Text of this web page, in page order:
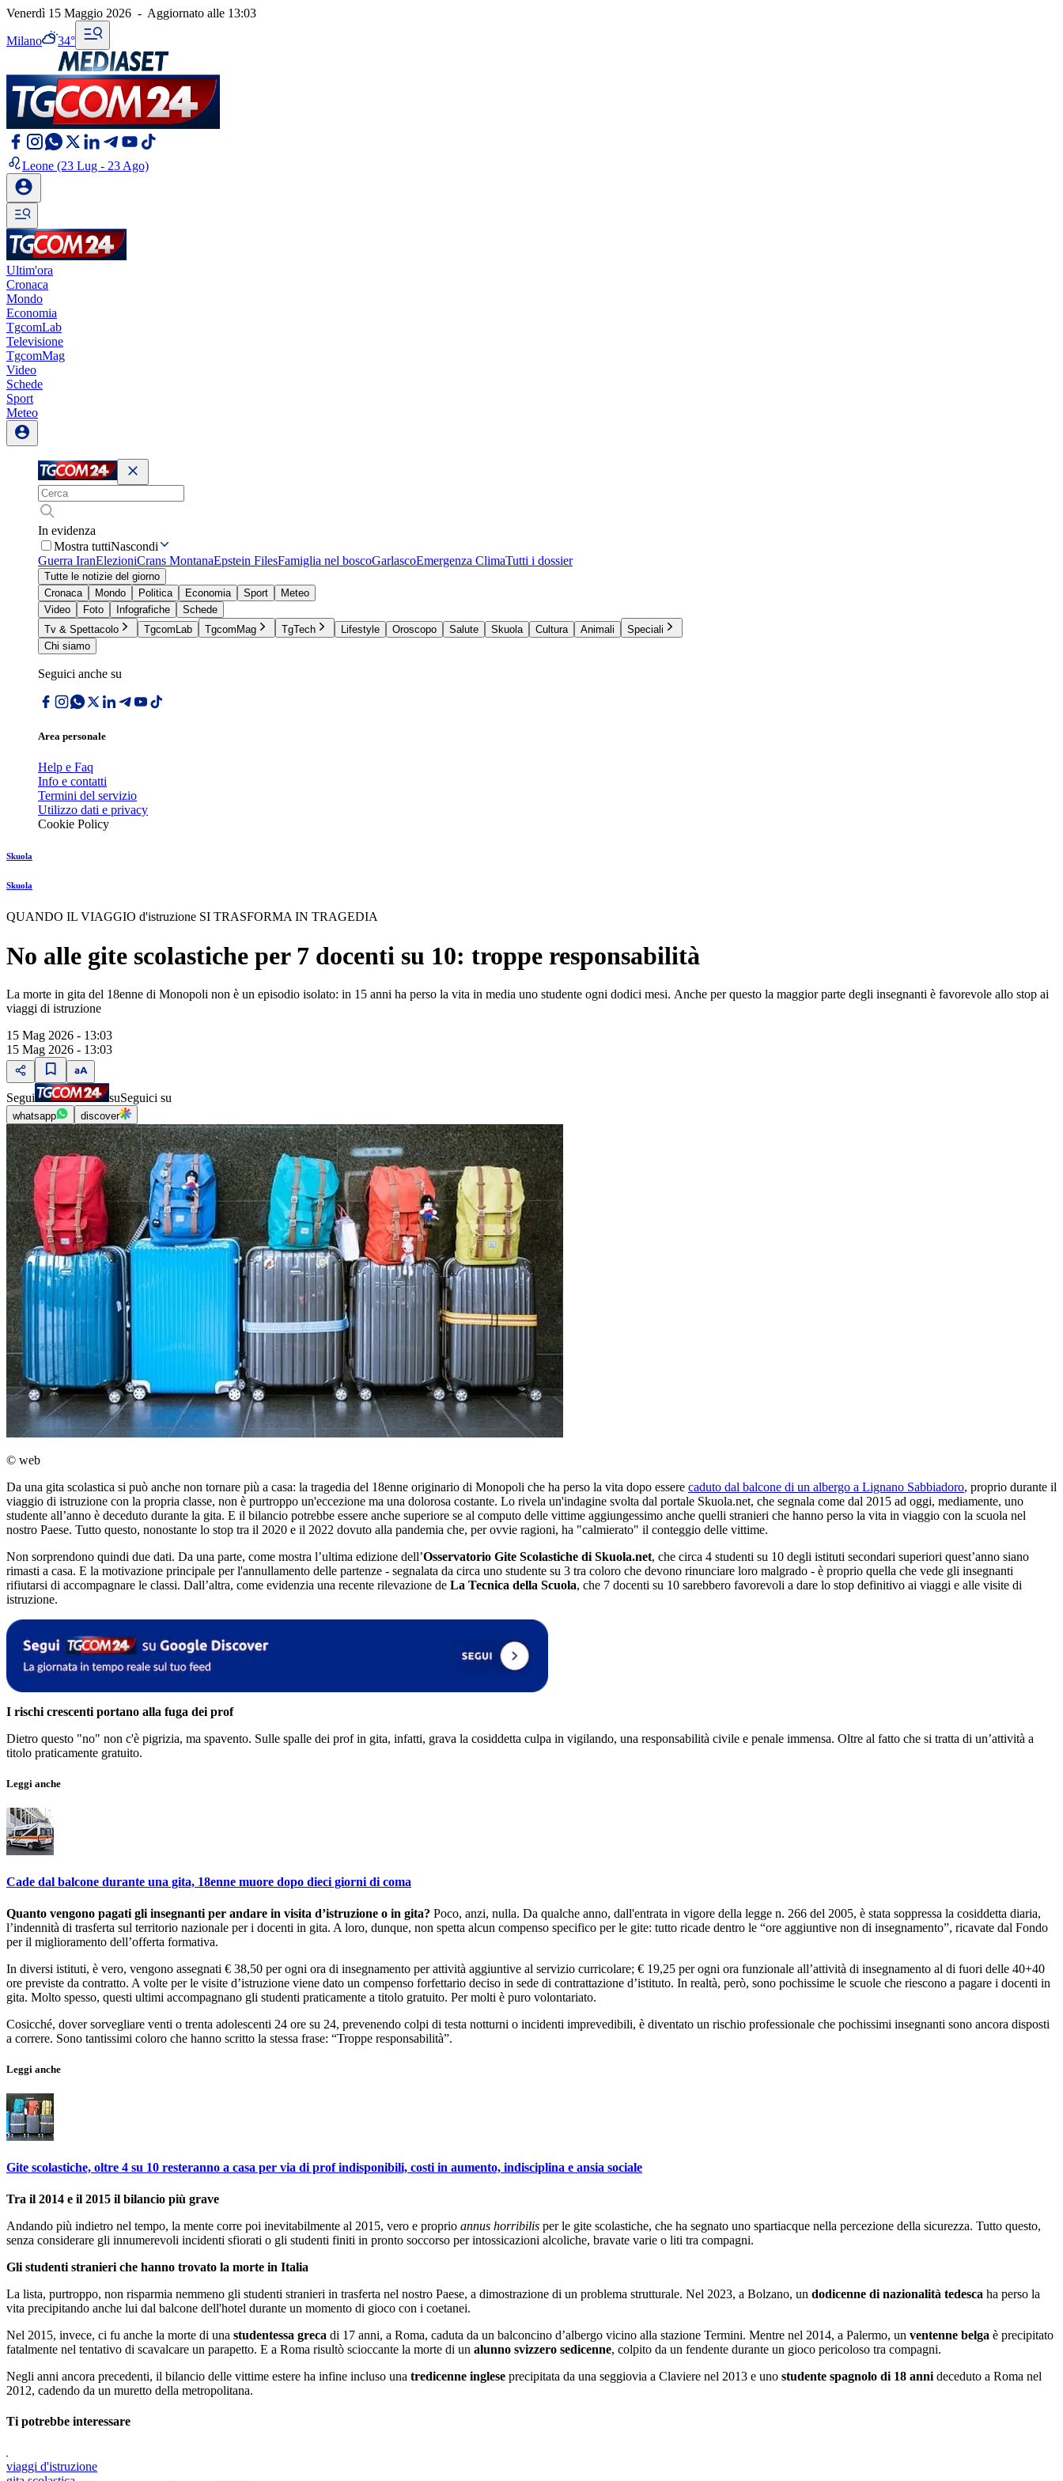
Venerdì 15 Maggio 2026 - Aggiornato alle 13:03
Milano 34°
Leone (23 Lug - 23 Ago)
Ultim'ora
Cronaca
Mondo
Economia
TgcomLab
Televisione
TgcomMag
Video
Schede
Sport
Meteo
In evidenza
Mostra tuttiNascondi
Guerra IranElezioniCrans MontanaEpstein FilesFamiglia nel boscoGarlascoEmergenza ClimaTutti i dossier
Tutte le notizie del giorno
Cronaca
Mondo Politica Economia Sport
Meteo
Video
Foto Infografiche
Schede
Tv & Spettacolo
TgcomLab TgcomMag TgTech Lifestyle Oroscopo Salute Skuola Cultura Animali
Speciali
Chi siamo
Seguici anche su
Area personale
Help e Faq
Info e contatti
Termini del servizio
Utilizzo dati e privacy
Cookie Policy
Skuola
Skuola
QUANDO IL VIAGGIO d'istruzione SI TRASFORMA IN TRAGEDIA
No alle gite scolastiche per 7 docenti su 10: troppe responsabilità
La morte in gita del 18enne di Monopoli non è un episodio isolato: in 15 anni ha perso la vita in media uno studente ogni dodici mesi. Anche per questo la maggior parte degli insegnanti è favorevole allo stop ai
viaggi di istruzione
15 Mag 2026 - 13:03
15 Mag 2026 - 13:03
Segui suSeguici su
whatsapp discover
© web
Da una gita scolastica si può anche non tornare più a casa: la tragedia del 18enne originario di Monopoli che ha perso la vita dopo essere caduto dal balcone di un albergo a Lignano Sabbiadoro, proprio durante il
viaggio di istruzione con la propria classe, non è purtroppo un'eccezione ma una dolorosa costante. Lo rivela un'indagine svolta dal portale Skuola.net, che segnala come dal 2015 ad oggi, mediamente, uno
studente all’anno è deceduto durante la gita. E il bilancio potrebbe essere anche superiore se al computo delle vittime aggiungessimo anche quelli stranieri che hanno perso la vita in viaggio con la scuola nel
nostro Paese. Tutto questo, nonostante lo stop tra il 2020 e il 2022 dovuto alla pandemia che, per ovvie ragioni, ha "calmierato" il conteggio delle vittime.
Non sorprendono quindi due dati. Da una parte, come mostra l’ultima edizione dell’Osservatorio Gite Scolastiche di Skuola.net, che circa 4 studenti su 10 degli istituti secondari superiori quest’anno siano
rimasti a casa. E la motivazione principale per l'annullamento delle partenze - segnalata da circa uno studente su 3 tra coloro che devono rinunciare loro malgrado - è proprio quella che vede gli insegnanti
rifiutarsi di accompagnare le classi. Dall’altra, come evidenzia una recente rilevazione de La Tecnica della Scuola, che 7 docenti su 10 sarebbero favorevoli a dare lo stop definitivo ai viaggi e alle visite di
istruzione.
I rischi crescenti portano alla fuga dei prof
Dietro questo "no" non c'è pigrizia, ma spavento. Sulle spalle dei prof in gita, infatti, grava la cosiddetta culpa in vigilando, una responsabilità civile e penale immensa. Oltre al fatto che si tratta di un’attività a
titolo praticamente gratuito.
Leggi anche
Cade dal balcone durante una gita, 18enne muore dopo dieci giorni di coma
Quanto vengono pagati gli insegnanti per andare in visita d’istruzione o in gita? Poco, anzi, nulla. Da qualche anno, dall'entrata in vigore della legge n. 266 del 2005, è stata soppressa la cosiddetta diaria,
l’indennità di trasferta sul territorio nazionale per i docenti in gita. A loro, dunque, non spetta alcun compenso specifico per le gite: tutto ricade dentro le “ore aggiuntive non di insegnamento”, ricavate dal Fondo
per il miglioramento dell’offerta formativa.
In diversi istituti, è vero, vengono assegnati € 38,50 per ogni ora di insegnamento per attività aggiuntive al servizio curricolare; € 19,25 per ogni ora funzionale all’attività di insegnamento al di fuori delle 40+40
ore previste da contratto. A volte per le visite d’istruzione viene dato un compenso forfettario deciso in sede di contrattazione d’istituto. In realtà, però, sono pochissime le scuole che riescono a pagare i docenti in
gita. Molto spesso, questi ultimi accompagnano gli studenti praticamente a titolo gratuito. Per molti è puro volontariato.
Cosicché, dover sorvegliare venti o trenta adolescenti 24 ore su 24, prevenendo colpi di testa notturni o incidenti imprevedibili, è diventato un rischio professionale che pochissimi insegnanti sono ancora disposti
a correre. Sono tantissimi coloro che hanno scritto la stessa frase: “Troppe responsabilità”.
Leggi anche
Gite scolastiche, oltre 4 su 10 resteranno a casa per via di prof indisponibili, costi in aumento, indisciplina e ansia sociale
Tra il 2014 e il 2015 il bilancio più grave
Andando più indietro nel tempo, la mente corre poi inevitabilmente al 2015, vero e proprio annus horribilis per le gite scolastiche, che ha segnato uno spartiacque nella percezione della sicurezza. Tutto questo,
senza considerare gli innumerevoli incidenti sfiorati o gli studenti finiti in pronto soccorso per intossicazioni alcoliche, bravate varie o liti tra compagni.
Gli studenti stranieri che hanno trovato la morte in Italia
La lista, purtroppo, non risparmia nemmeno gli studenti stranieri in trasferta nel nostro Paese, a dimostrazione di un problema strutturale. Nel 2023, a Bolzano, un dodicenne di nazionalità tedesca ha perso la
vita precipitando anche lui dal balcone dell'hotel durante un momento di gioco con i coetanei.
Nel 2015, invece, ci fu anche la morte di una studentessa greca di 17 anni, a Roma, caduta da un balconcino d’albergo vicino alla stazione Termini. Mentre nel 2014, a Palermo, un ventenne belga è precipitato
fatalmente nel tentativo di scavalcare un parapetto. E a Roma risultò scioccante la morte di un alunno svizzero sedicenne, colpito da un fendente durante un gioco pericoloso tra compagni.
Negli anni ancora precedenti, il bilancio delle vittime estere ha infine incluso una tredicenne inglese precipitata da una seggiovia a Claviere nel 2013 e uno studente spagnolo di 18 anni deceduto a Roma nel
2012, cadendo da un muretto della metropolitana.
Ti potrebbe interessare
viaggi d'istruzione